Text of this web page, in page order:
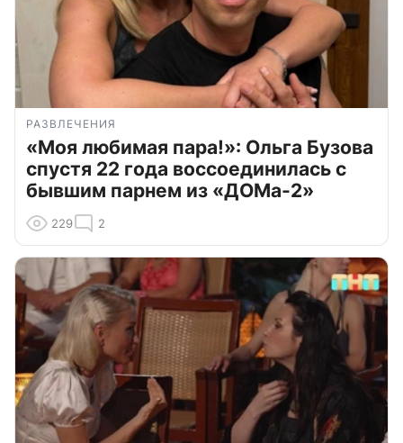
РАЗВЛЕЧЕНИЯ
«Моя любимая пара!»: Ольга Бузова
спустя 22 года воссоединилась с
бывшим парнем из «ДОМа-2»
229 2